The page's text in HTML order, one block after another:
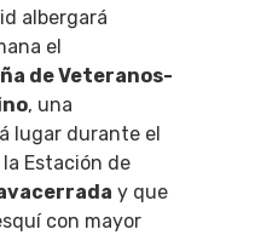
albergará
el
de Veteranos-
, una
lugar durante el
la Estación de
y que
con mayor